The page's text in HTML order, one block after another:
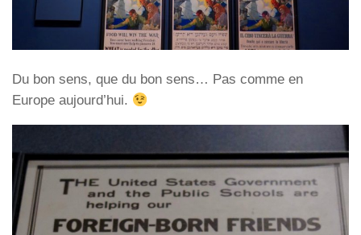
Du bon sens, que du bon sens… Pas comme en
Europe aujourd’hui.